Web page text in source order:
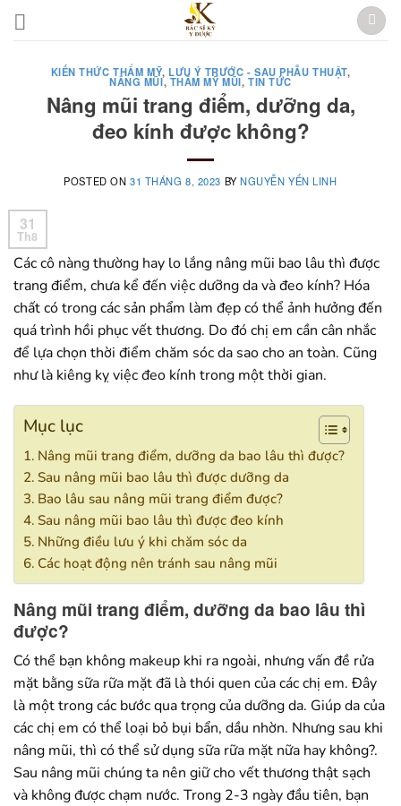
Skip
KIẾN THỨC THẨM MỸ, LƯU Ý TRƯỚC - SAU PHẪU THUẬT,
NÂNG MŨI, THẨM MỸ MŨI, TIN TỨC
Nâng mũi trang điểm, dưỡng da,
đeo kính được không?
POSTED ON 31 THÁNG 8, 2023 BYNGUYỄN YẾN LINH
31
Th8
Các cô nàng thường hay lo lắng nâng mũi bao lâu thì được
trang điểm, chưa kể đến việc dưỡng da và đeo kính? Hóa
chất có trong các sản phẩm làm đẹp có thể ảnh hưởng đến
quá trình hồi phục vết thương. Do đó chị em cần cân nhắc
để lựa chọn thời điểm chăm sóc da sao cho an toàn. Cũng
như là kiêng kỵ việc đeo kính trong một thời gian.
Mục lục
Nâng mũi trang điểm, dưỡng da bao lâu thì được?
Sau nâng mũi bao lâu thì được dưỡng da
Bao lâu sau nâng mũi trang điểm được?
Sau nâng mũi bao lâu thì được đeo kính
Những điều lưu ý khi chăm sóc da
Các hoạt động nên tránh sau nâng mũi
Nâng mũi trang điểm, dưỡng da bao lâu thì
được?
Có thể bạn không makeup khi ra ngoài, nhưng vấn đề rửa
mặt bằng sữa rữa mặt đã là thói quen của các chị em. Đây
là một trong các bước qua trọng của dưỡng da. Giúp da của
các chị em có thể loại bỏ bụi bẩn, dầu nhờn. Nhưng sau khi
nâng mũi, thì có thể sử dụng sữa rữa mặt nữa hay không?.
Sau nâng mũi chúng ta nên giữ cho vết thương thật sạch
và không được chạm nước. Trong 2-3 ngày đầu tiên, bạn